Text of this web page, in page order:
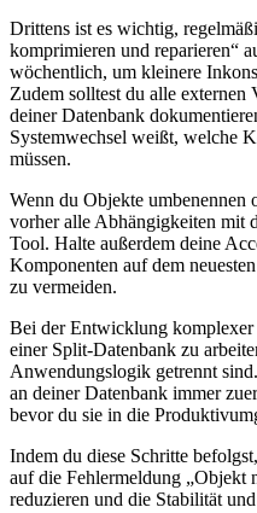
Drittens ist es wichtig,
komprimieren und reparieren“
wöchentlich, um kleinere
Zudem solltest du alle externen
deiner Datenbank
Systemwechsel weißt, welche
müssen.
Wenn du Objekte umbenennen
vorher alle Abhängigkeiten mit
Tool. Halte außerdem deine
Komponenten auf dem
zu vermeiden.
Bei der Entwicklung komplexer
einer Split-Datenbank zu
Anwendungslogik getrennt
an deiner Datenbank immer
bevor du sie in die
Indem du diese Schritte
auf die Fehlermeldung „Objekt
reduzieren und die Stabilität